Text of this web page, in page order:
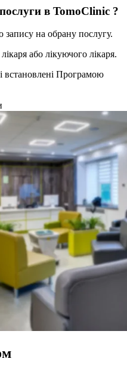
в TomoClinic ?
на обрану послугу.
або лікуючого лікаря.
встановлені Програмою